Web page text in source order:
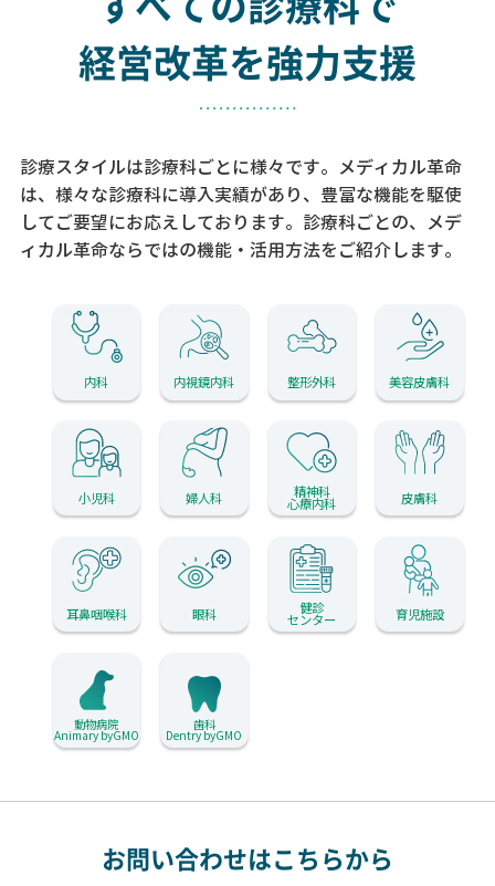
経営改革を強力支援
診療スタイルは診療科ごとに様々です。メディカル革命
は、様々な診療科に導入実績があり、 豊富な機能を駆使
してご要望にお応えしております。 診療科ごとの、メデ
ィカル革命ならではの機能・活用方法をご紹介します。
内科 内視鏡内科 整形外科 美容皮膚科
小児科 婦人科 精神科
心療内科 皮膚科
耳鼻咽喉科 眼科 健診
センター 育児施設
動物病院
Animary byGMO
歯科
Dentry byGMO
お問い合わせはこちらから